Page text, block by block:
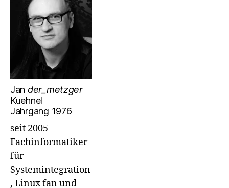
Jan der_metzger
Kuehnel
Jahrgang 1976
seit 2005
Fachinformatiker
für
Systemintegration
, Linux fan und